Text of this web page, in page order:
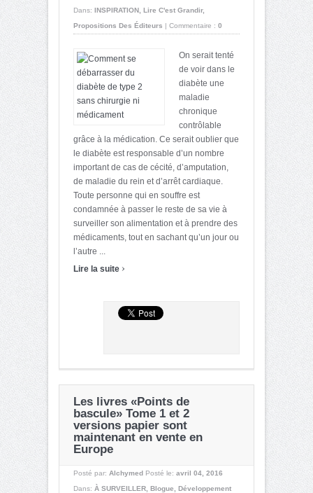
Dans: INSPIRATION Lire C'est Grandir,
Propositions Des Éditeurs | Commentaire : 0
On serait tenté
de voir dans le
diabète une
maladie
chronique
contrôlable
grâce à la médication. Ce serait oublier que
le diabète est responsable d’un nombre
important de cas de cécité, d’amputation,
de maladie du rein et d’arrêt cardiaque.
Toute personne qui en souffre est
condamnée à passer le reste de sa vie à
surveiller son alimentation et à prendre des
médicaments, tout en sachant qu’un jour ou
l’autre ...
Lire la suite ›
Les livres «Points de
bascule» Tome 1 et 2
versions papier sont
maintenant en vente en
Europe
Posté par: Alchymed Posté le: avril 04, 2016
Dans: À SURVEILLER Blogue
Développement